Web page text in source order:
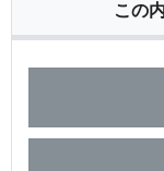
この